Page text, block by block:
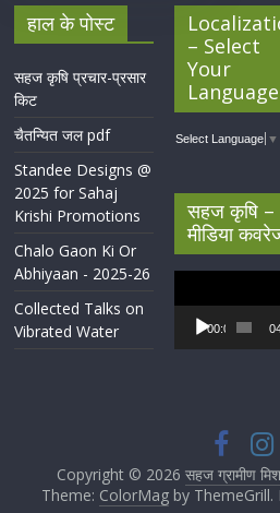
हाल के पोस्ट
सहज कृषि प्रचार-प्रसार
किट
चैतन्यित जल pdf
Standee Designs @
2025 for Sahaj
Krishi Promotions
Chalo Gaon Ki Or
Abhiyaan - 2025-26
Collected Talks on
Vibrated Water
– Select
Your
Language
Select Language ▼
सहज कृषि –
मीडिया
Player
00:00
Copyright © 2026सहज ग्रामीण
Theme: ColorMagby ThemeGrill.